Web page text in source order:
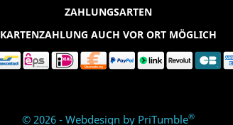
ZAHLUNGSARTEN
KARTENZAHLUNG AUCH VOR ORT MÖGLICH
© 2026 - Webdesign by PriTumble®